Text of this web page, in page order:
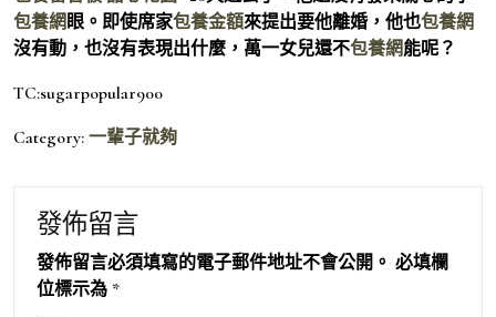
包養網 眼。即使席家包養金額來提出要他離婚，他也包養網
沒有動，也沒有表現出什麼，萬一女兒還不包養網能呢？
TC:sugarpopular900
Category: 一輩子就夠
發佈留言
發佈留言必須填寫的電子郵件地址不會公開。 必填欄
位標示為 *